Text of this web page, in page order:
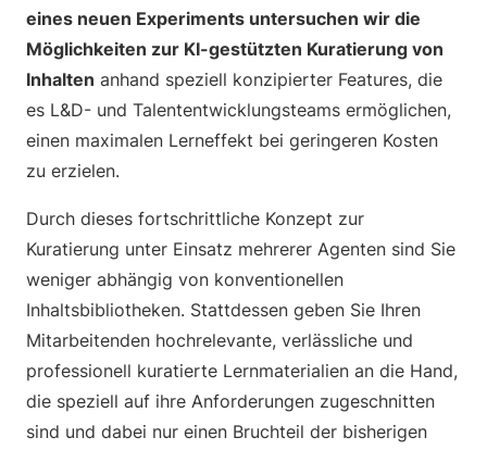
eines neuen Experiments untersuchen wir die
Möglichkeiten zur KI-gestützten Kuratierung von
Inhalten anhand speziell konzipierter Features, die
es L&D- und Talententwicklungsteams ermöglichen,
einen maximalen Lerneffekt bei geringeren Kosten
zu erzielen.
Durch dieses fortschrittliche Konzept zur
Kuratierung unter Einsatz mehrerer Agenten sind Sie
weniger abhängig von konventionellen
Inhaltsbibliotheken. Stattdessen geben Sie Ihren
Mitarbeitenden hochrelevante, verlässliche und
professionell kuratierte Lernmaterialien an die Hand,
die speziell auf ihre Anforderungen zugeschnitten
sind und dabei nur einen Bruchteil der bisherigen